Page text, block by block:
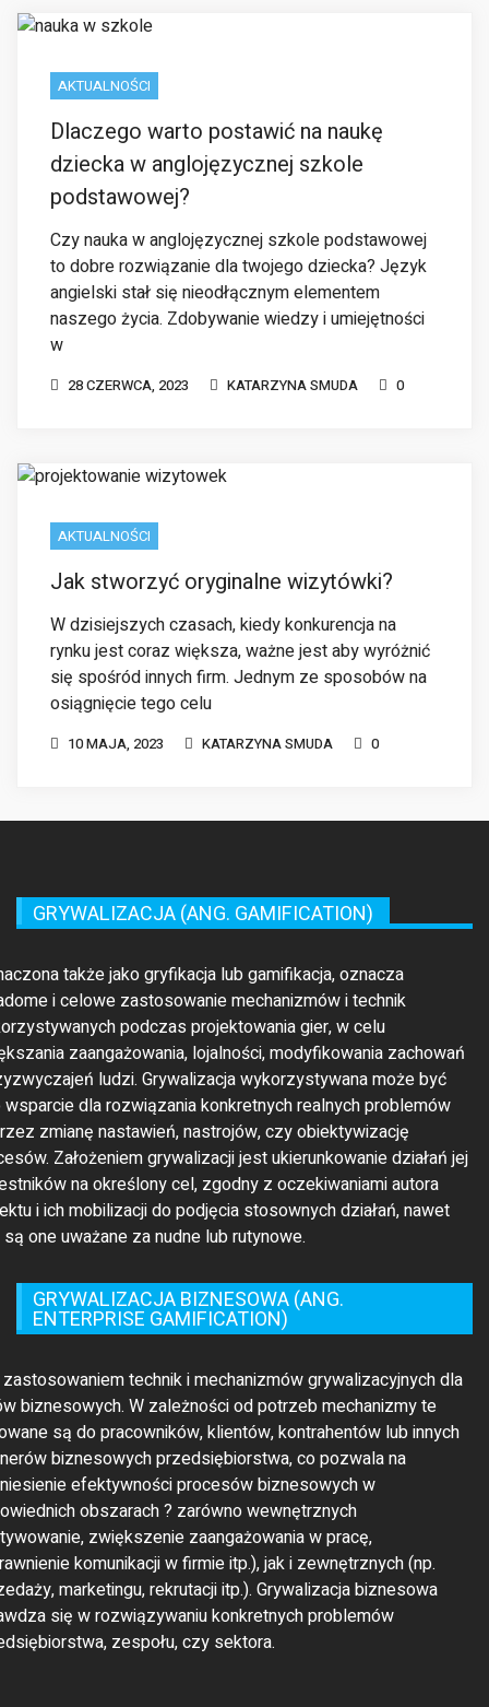
dziecka w anglojęzycznej szkole
Czy nauka w anglojęzycznej szkole podstawowej
to dobre rozwiązanie dla twojego dziecka? Język
angielski stał się nieodłącznym elementem
naszego życia. Zdobywanie wiedzy i umiejętności
w
28 CZERWCA, 2023 KATARZYNA SMUDA
W dzisiejszych czasach, kiedy konkurencja na
rynku jest coraz większa, ważne jest aby wyróżnić
się spośród innych firm. Jednym ze sposobów na
osiągnięcie tego celu
10 MAJA, 2023 KATARZYNA SMUDA 0
GRYWALIZACJA (ANG. GAMIFICATION)
i celowe zastosowanie mechanizmów i technik
zaangażowania, lojalności, modyfikowania zachowań
ludzi. Grywalizacja wykorzystywana może być
wsparcie dla rozwiązania konkretnych realnych problemów
zmianę nastawień, nastrojów, czy obiektywizację
Założeniem grywalizacji jest ukierunkowanie działań jej
na określony cel, zgodny z oczekiwaniami autora
i ich mobilizacji do podjęcia stosownych działań, nawet
one uważane za nudne lub rutynowe.
GRYWALIZACJA BIZNESOWA (ANG.
ENTERPRISE GAMIFICATION)
technik i mechanizmów grywalizacyjnych dla
biznesowych. W zależności od potrzeb mechanizmy te
biznesowych przedsiębiorstwa, co pozwala na
efektywności procesów biznesowych w
obszarach ? zarówno wewnętrznych
zwiększenie zaangażowania w pracę,
komunikacji w firmie itp.), jak i zewnętrznych (np.
marketingu, rekrutacji itp.). Grywalizacja biznesowa
się w rozwiązywaniu konkretnych problemów
zespołu, czy sektora.